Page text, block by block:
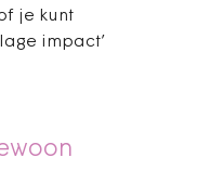
je kunt
impact’